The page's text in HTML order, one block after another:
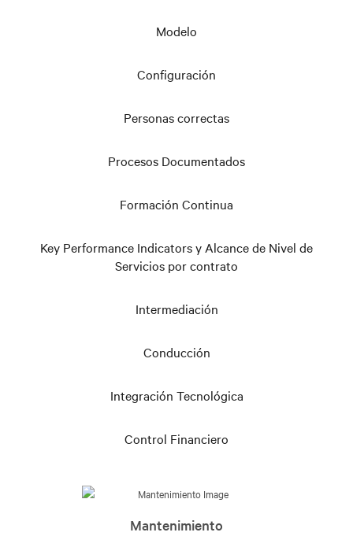
Modelo
Configuración
Personas correctas
Procesos Documentados
Formación Continua
Key Performance Indicators y Alcance de Nivel de
Servicios por contrato
Intermediación
Conducción
Integración Tecnológica
Control Financiero
Mantenimiento